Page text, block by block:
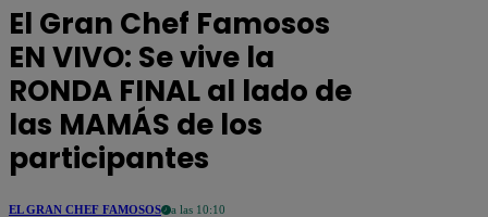
El Gran Chef Famosos
EN VIVO: Se vive la
RONDA FINAL al lado de
las MAMÁS de los
participantes
EL GRAN CHEF FAMOSOS a las 10:10